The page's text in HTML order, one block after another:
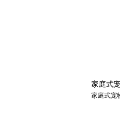
家庭式
家庭式宠